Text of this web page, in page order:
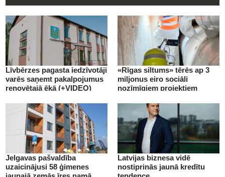
Līvbērzes pagasta iedzīvotāji
varēs saņemt pakalpojumus
renovētajā ēkā (+VIDEO)
«Rīgas siltums» tērēs ap 3
miljonus eiro sociāli
nozīmīgiem projektiem
Jelgavas pašvaldība
uzaicinājusi 58 ģimenes
Latvijas biznesa vidē
nostiprinās jaunā kredītu